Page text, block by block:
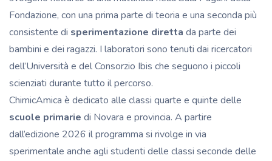
Fondazione, con una prima parte di teoria e una seconda più
consistente di sperimentazione diretta da parte dei
bambini e dei ragazzi. I laboratori sono tenuti dai ricercatori
dell’Università e del Consorzio Ibis che seguono i piccoli
scienziati durante tutto il percorso.
ChimicAmica è dedicato alle classi quarte e quinte delle
scuole primarie di Novara e provincia. A partire
dall’edizione 2026 il programma si rivolge in via
sperimentale anche agli studenti delle classi seconde delle